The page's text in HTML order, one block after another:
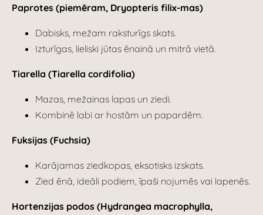
Paprotes (piemēram, Dryopteris filix-mas)
Dabisks, mežam raksturīgs skats.
Izturīgas, lieliski jūtas ēnainā un mitrā vietā.
Tiarella (Tiarella cordifolia)
Mazas, mežainas lapas un ziedi.
Kombinē labi ar hostām un papardēm.
Fuksijas (Fuchsia)
Karājamas ziedkopas, eksotisks izskats.
Zied ēnā, ideāli podiem, īpaši nojumēs vai lapenēs.
Hortenzijas podos (Hydrangea macrophylla,